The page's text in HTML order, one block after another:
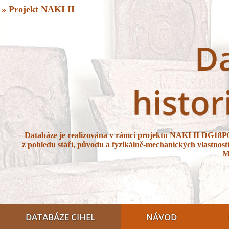
» Projekt NAKI II
Databáze je realizována v rámci projektu NAKI II
z pohledu stáří, původu a fyzikálně-mechanických
DATABÁZE CIHEL NÁVOD